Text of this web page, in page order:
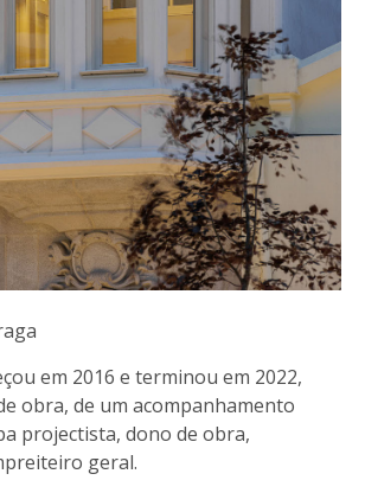
em 2016 e terminou em 2022,
obra, de um acompanhamento
projectista, dono de obra,
geral.